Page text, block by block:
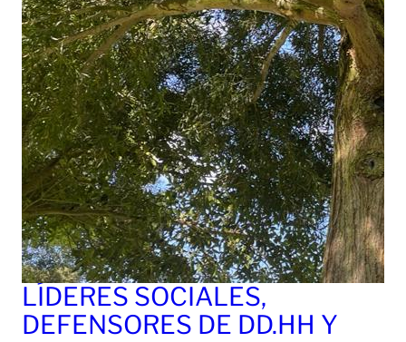
LÍDERES SOCIALES,
DEFENSORES DE DD.HH Y